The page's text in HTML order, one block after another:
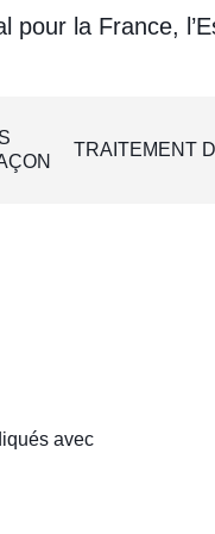
la France,
TRAITEMENT
avec